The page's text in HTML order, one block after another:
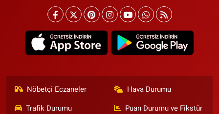
Nöbetçi Eczaneler Hava Durumu
Trafik Durumu Puan Durumu ve Fikstür